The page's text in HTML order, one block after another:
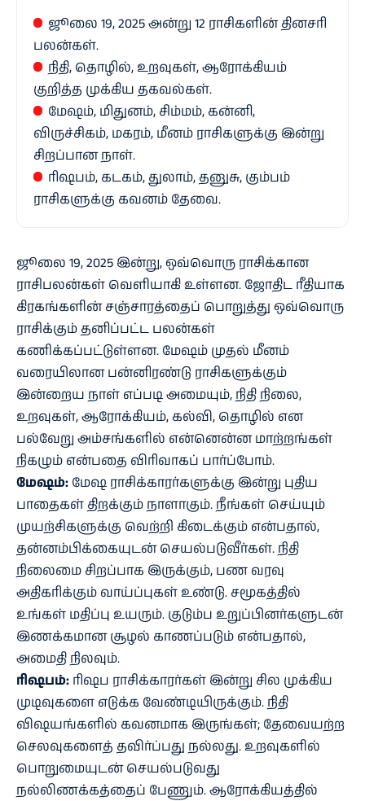
ஜூலை 19, 2025 அன்று 12 ராசிகளின் தினசரி
பலன்கள்.
நிதி, தொழில், உறவுகள், ஆரோக்கியம்
குறித்த முக்கிய தகவல்கள்.
மேஷம், மிதுனம், சிம்மம், கன்னி,
விருச்சிகம், மகரம், மீனம் ராசிகளுக்கு இன்று
சிறப்பான நாள்.
ரிஷபம், கடகம், துலாம், தனுசு, கும்பம்
ராசிகளுக்கு கவனம் தேவை.
ஜூலை 19, 2025 இன்று, ஒவ்வொரு ராசிக்கான
ராசிபலன்கள் வெளியாகி உள்ளன. ஜோதிட ரீதியாக
கிரகங்களின் சஞ்சாரத்தைப் பொறுத்து ஒவ்வொரு
ராசிக்கும் தனிப்பட்ட பலன்கள்
கணிக்கப்பட்டுள்ளன. மேஷம் முதல் மீனம்
வரையிலான பன்னிரண்டு ராசிகளுக்கும்
இன்றைய நாள் எப்படி அமையும், நிதி நிலை,
உறவுகள், ஆரோக்கியம், கல்வி, தொழில் என
பல்வேறு அம்சங்களில் என்னென்ன மாற்றங்கள்
நிகழும் என்பதை விரிவாகப் பார்ப்போம்.
மேஷம்: மேஷ ராசிக்காரர்களுக்கு இன்று புதிய
பாதைகள் திறக்கும் நாளாகும். நீங்கள் செய்யும்
முயற்சிகளுக்கு வெற்றி கிடைக்கும் என்பதால்,
தன்னம்பிக்கையுடன் செயல்படுவீர்கள். நிதி
நிலைமை சிறப்பாக இருக்கும், பண வரவு
அதிகரிக்கும் வாய்ப்புகள் உண்டு. சமூகத்தில்
உங்கள் மதிப்பு உயரும். குடும்ப உறுப்பினர்களுடன்
இணக்கமான சூழல் காணப்படும் என்பதால்,
அமைதி நிலவும்.
ரிஷபம்: ரிஷப ராசிக்காரர்கள் இன்று சில முக்கிய
முடிவுகளை எடுக்க வேண்டியிருக்கும். நிதி
விஷயங்களில் கவனமாக இருங்கள்; தேவையற்ற
செலவுகளைத் தவிர்ப்பது நல்லது. உறவுகளில்
பொறுமையுடன் செயல்படுவது
நல்லிணக்கத்தைப் பேணும். ஆரோக்கியத்தில்